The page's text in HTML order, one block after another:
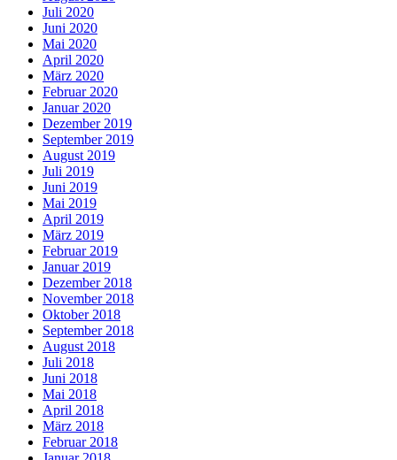
Juli 2020
Juni 2020
Mai 2020
April 2020
März 2020
Februar 2020
Januar 2020
Dezember 2019
September 2019
August 2019
Juli 2019
Juni 2019
Mai 2019
April 2019
März 2019
Februar 2019
Januar 2019
Dezember 2018
November 2018
Oktober 2018
September 2018
August 2018
Juli 2018
Juni 2018
Mai 2018
April 2018
März 2018
Februar 2018